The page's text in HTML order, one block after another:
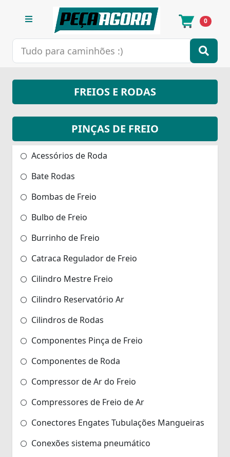
0
FREIOS E RODAS
PINÇAS DE FREIO
Acessórios de Roda
Bate Rodas
Bombas de Freio
Bulbo de Freio
Burrinho de Freio
Catraca Regulador de Freio
Cilindro Mestre Freio
Cilindro Reservatório Ar
Cilindros de Rodas
Componentes Pinça de Freio
Componentes de Roda
Compressor de Ar do Freio
Compressores de Freio de Ar
Conectores Engates Tubulações Mangueiras
Conexões sistema pneumático